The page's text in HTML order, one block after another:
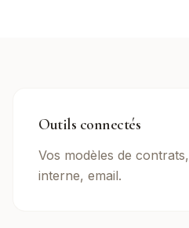
Outils connectés
Vos modèles de
interne, email.